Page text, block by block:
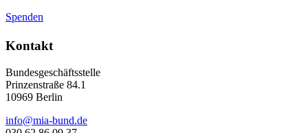
Spenden
Kontakt
Bundesgeschäftsstelle
Prinzenstraße 84.1
10969 Berlin
info@mia-bund.de